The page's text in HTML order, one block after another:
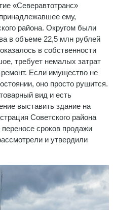
«Северавтотранс»
ему,
района. Округом были
в объеме 22,5 млн рублей
в собственности
требует немалых затрат
Если имущество не
оно просто рушится.
вид и есть
выставить здание на
Советского района
сроков продажи
и утвердили